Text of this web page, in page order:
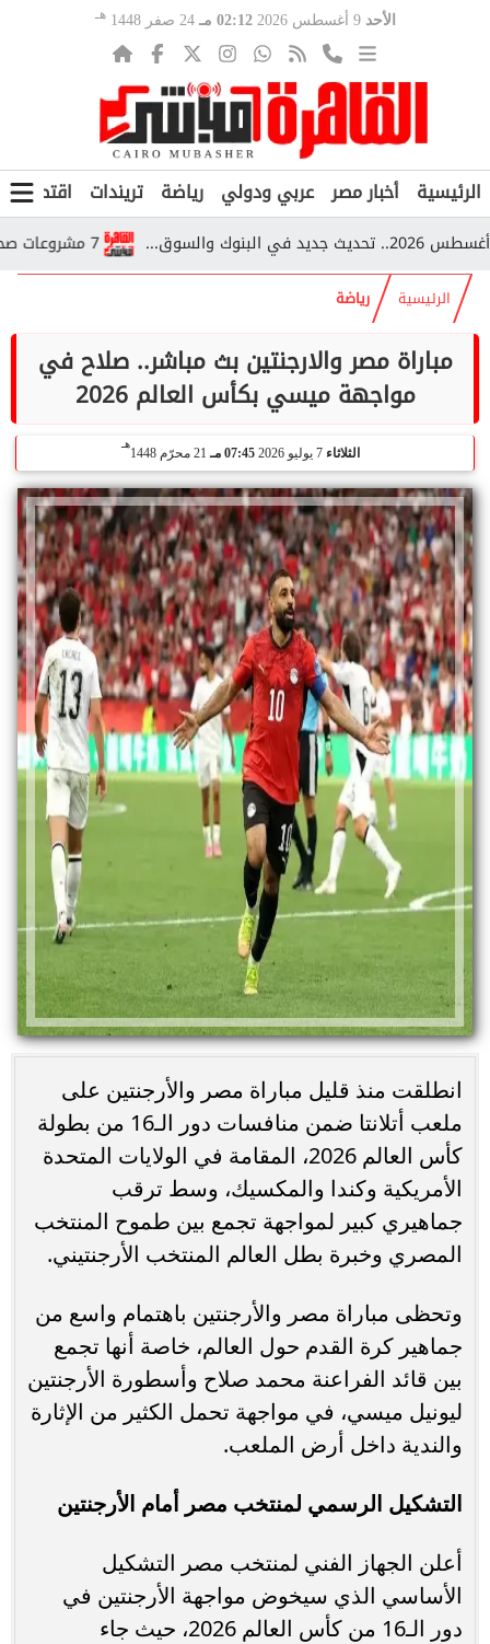
الأحد 9 أغسطس 2026 02:12 مـ 24 صفر 1448 هـ
الرئيسية أخبار مصر عربي ودولي رياضة تريندات اقتصاد
7 مشروعات صحية جديدة بالساحل الشمالي.. تفاصيل خطة الدولة للنهوض برعاية أهالي...
الرئيسية رياضة
مباراة مصر والارجنتين بث مباشر.. صلاح في
مواجهة ميسي بكأس العالم 2026
الثلاثاء 07:45 مـ 21 محرّم 1448
هـ
انطلقت منذ قليل مباراة مصر والأرجنتين على
ملعب أتلانتا ضمن منافسات دور الـ16 من بطولة
كأس العالم 2026، المقامة في الولايات المتحدة
الأمريكية وكندا والمكسيك، وسط ترقب
جماهيري كبير لمواجهة تجمع بين طموح المنتخب
المصري وخبرة بطل العالم المنتخب الأرجنتيني.
وتحظى مباراة مصر والأرجنتين باهتمام واسع من
جماهير كرة القدم حول العالم، خاصة أنها تجمع
بين قائد الفراعنة محمد صلاح وأسطورة الأرجنتين
ليونيل ميسي، في مواجهة تحمل الكثير من الإثارة
والندية داخل أرض الملعب.
التشكيل الرسمي لمنتخب مصر أمام الأرجنتين
أعلن الجهاز الفني لمنتخب مصر التشكيل
الأساسي الذي سيخوض مواجهة الأرجنتين في
دور الـ16 من كأس العالم 2026، حيث جاء